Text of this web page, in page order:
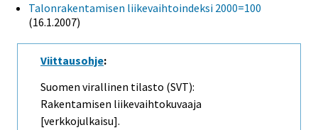
Talonrakentamisen liikevaihtoindeksi 2000=100
(16.1.2007)
Viittausohje:
Suomen virallinen tilasto (SVT):
Rakentamisen liikevaihtokuvaaja
[verkkojulkaisu].